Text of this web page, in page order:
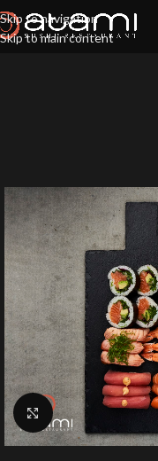
Skip to navigation
Skip to main content
-10%
Klik for at forstørre